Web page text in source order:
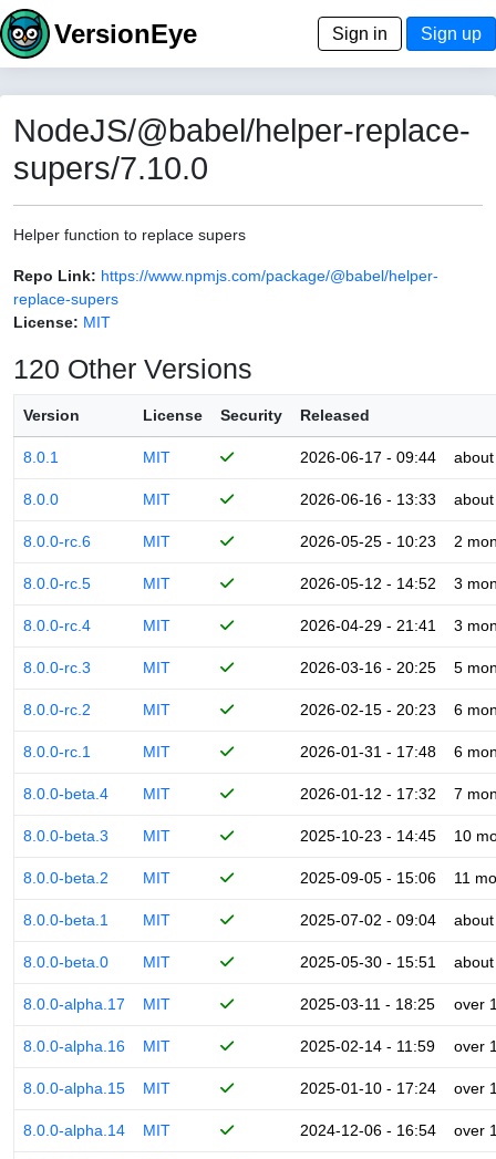
VersionEye Sign in Sign up
NodeJS/@babel/helper-replace-
supers/7.10.0
Helper function to replace supers
Repo Link: https://www.npmjs.com/package/@babel/helper-
replace-supers
License: MIT
120 Other Versions
Version License Security Released
8.0.1 MIT 2026-06-17 - 09:44
8.0.0 MIT 2026-06-16 - 13:33
8.0.0-rc.6 MIT 2026-05-25 - 10:23 2
8.0.0-rc.5 MIT 2026-05-12 - 14:52 3
8.0.0-rc.4 MIT 2026-04-29 - 21:41 3
8.0.0-rc.3 MIT 2026-03-16 - 20:25 5
8.0.0-rc.2 MIT 2026-02-15 - 20:23 6
8.0.0-rc.1 MIT 2026-01-31 - 17:48 6
8.0.0-beta.4 MIT 2026-01-12 - 17:32 7
8.0.0-beta.3 MIT 2025-10-23 - 14:45 10
8.0.0-beta.2 MIT 2025-09-05 - 15:06 11
8.0.0-beta.1 MIT 2025-07-02 - 09:04
8.0.0-beta.0 MIT 2025-05-30 - 15:51
8.0.0-alpha.17 MIT 2025-03-11 - 18:25 over
8.0.0-alpha.16 MIT 2025-02-14 - 11:59 over
8.0.0-alpha.15 MIT 2025-01-10 - 17:24 over
8.0.0-alpha.14 MIT 2024-12-06 - 16:54 over